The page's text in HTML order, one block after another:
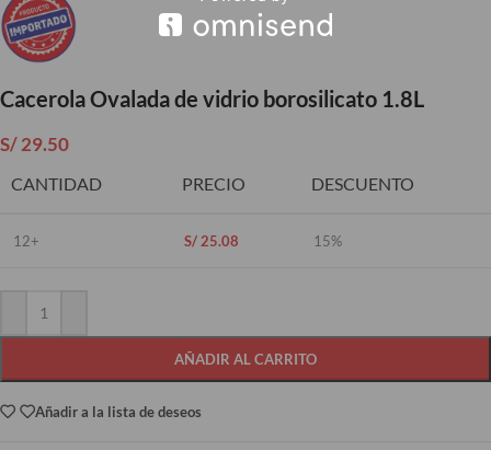
Cacerola Ovalada de vidrio borosilicato 1.8L
S/29.50
CANTIDAD PRECIO DESCUENTO
12+ S/25.08 15%
AÑADIR AL CARRITO
Añadir a la lista de deseos